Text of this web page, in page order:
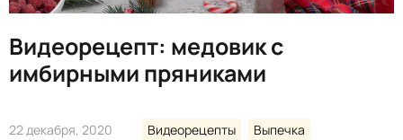
Видеорецепт: медовик с
имбирными пряниками
22 декабря, 2020 Видеорецепты Выпечка